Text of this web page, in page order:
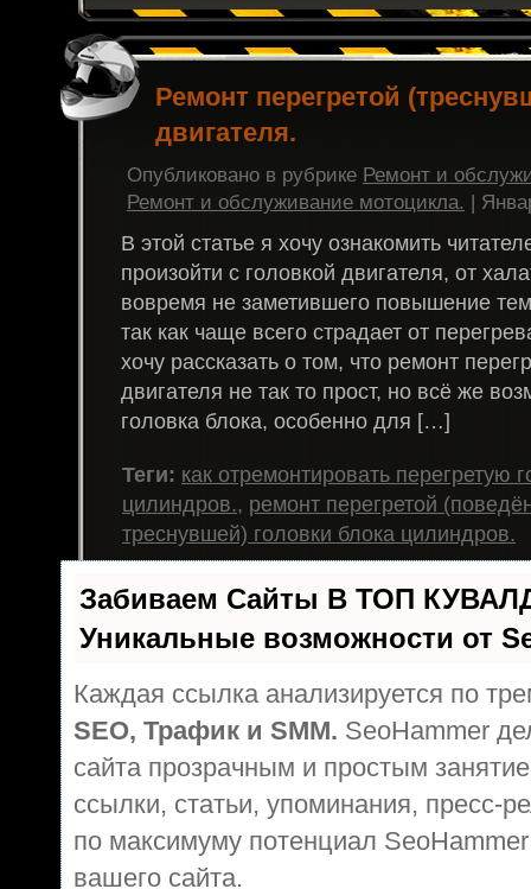
Ремонт перегретой
двигателя.
Опубликовано в рубрике Ремонт и
Ремонт и обслуживание мотоцикла. |
В этой статье я хочу ознакомить
произойти с головкой двигателя, от
вовремя не заметившего повышение
так как чаще всего страдает от
хочу рассказать о том, что ремонт
двигателя не так то прост, но всё же
головка блока, особенно для […]
Теги: как отремонтировать перегретую
цилиндров., ремонт перегретой
треснувшей) головки блока цилиндров.
Забиваем Сайты В ТОП
Уникальные возможности от
Каждая ссылка анализируется по
SEO, Трафик и SMM. SeoHammer
сайта прозрачным и простым
ссылки, статьи, упоминания, пресс-
по максимуму потенциал
вашего сайта.